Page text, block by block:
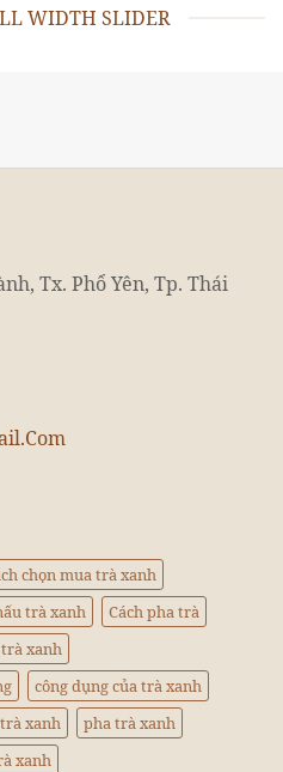
WIDTH SLIDER
Tx. Phổ Yên, Tp. Thái
chọn mua trà xanh
trà xanh
Cách pha trà
trà xanh
công dụng của trà xanh
xanh
pha trà xanh
xanh